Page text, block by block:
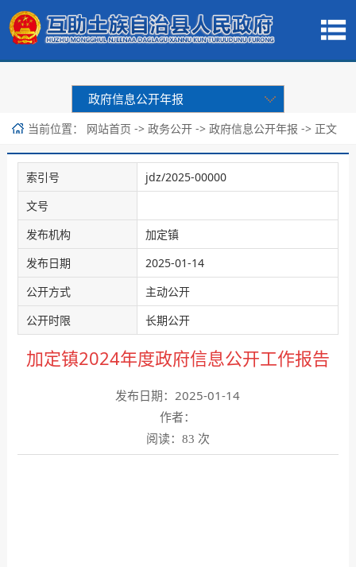
政府信息公开年报
当前位置： 网站首页 -> 政务公开 -> 政府信息公开年报 -> 正文
索引号
jdz/2025-00000
文号
发布机构
加定镇
发布日期
2025-01-14
公开方式
主动公开
公开时限
长期公开
加定镇2024年度政府信息公开工作报告
发布日期：2025-01-14
作者：
阅读：
83 次